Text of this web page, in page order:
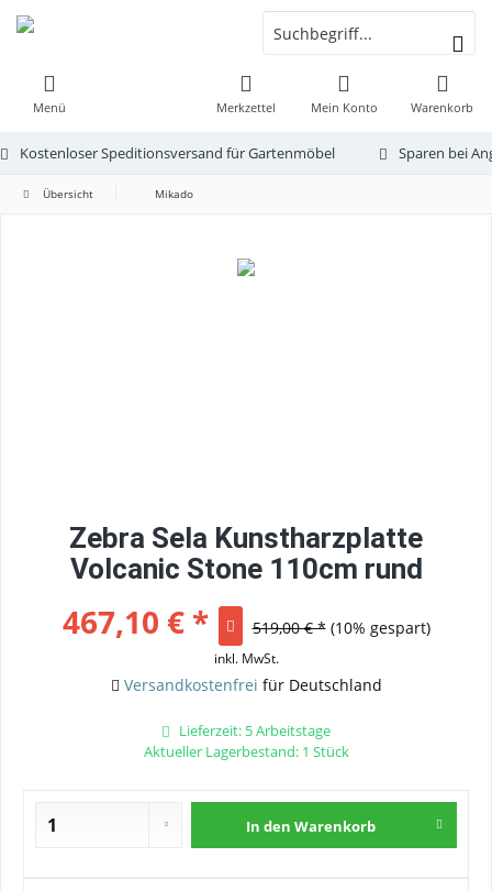
Menü Warenkorb
Merkzettel Mein Konto
Kostenloser Speditionsversand für Gartenmöbel Sparen bei
Übersicht Mikado
Zebra Sela Kunstharzplatte
Volcanic Stone 110cm rund
467,10 € * 519,00 € * (10% gespart)
inkl. MwSt.
Versandkostenfrei für Deutschland
Lieferzeit: 5 Arbeitstage
Aktueller Lagerbestand: 1 Stück
In den Warenkorb